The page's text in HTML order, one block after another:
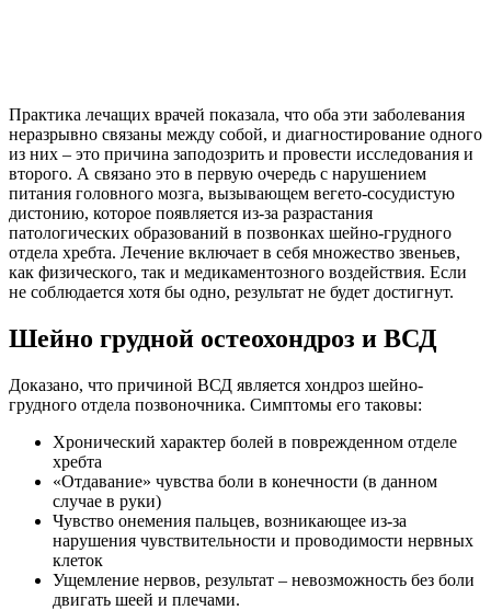
Практика лечащих врачей показала, что оба эти заболевания
неразрывно связаны между собой, и диагностирование одного
из них – это причина заподозрить и провести исследования и
второго. А связано это в первую очередь с нарушением
питания головного мозга, вызывающем вегето-сосудистую
дистонию, которое появляется из-за разрастания
патологических образований в позвонках шейно-грудного
отдела хребта. Лечение включает в себя множество звеньев,
как физического, так и медикаментозного воздействия. Если
не соблюдается хотя бы одно, результат не будет достигнут.
Шейно грудной остеохондроз и ВСД
Доказано, что причиной ВСД является хондроз шейно-
грудного отдела позвоночника. Симптомы его таковы:
Хронический характер болей в поврежденном отделе
хребта
«Отдавание» чувства боли в конечности (в данном
случае в руки)
Чувство онемения пальцев, возникающее из-за
нарушения чувствительности и проводимости нервных
клеток
Ущемление нервов, результат – невозможность без боли
двигать шеей и плечами.